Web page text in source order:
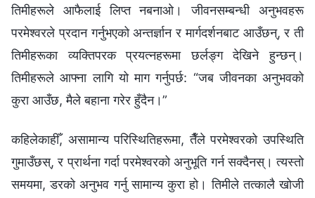
तिमीहरूले आफैलाई लिप्त नबनाओ। जीवनसम्बन्धी अनुभवहरू
परमेश्‍वरले प्रदान गर्नुभएको अन्तर्ज्ञान र मार्गदर्शनबाट आउँछन्, र ती
तिमीहरूका व्यक्तिपरक प्रयत्नहरूमा छर्लङ्ग देखिने हुन्छन्।
तिमीहरूले आफ्ना लागि यो माग गर्नुपर्छ: “जब जीवनका अनुभवको
कुरा आउँछ, मैले बहाना गरेर हुँदैन।”
कहिलेकाहीँ, असामान्य परिस्थितिहरूमा, तैँले परमेश्‍वरको उपस्थिति
गुमाउँछस्, र प्रार्थना गर्दा परमेश्‍वरको अनुभूति गर्न सक्दैनस्। त्यस्तो
समयमा, डरको अनुभव गर्नु सामान्य कुरा हो। तिमीले तत्कालै खोजी